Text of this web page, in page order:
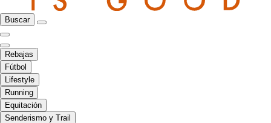
Buscar
Rebajas
Fútbol
Lifestyle
Running
Equitación
Senderismo y Trail